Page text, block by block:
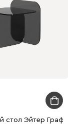
стол Эйтер